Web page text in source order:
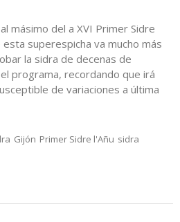
másimo del a XVI Primer Sidre
superespicha va mucho más
la sidra de decenas de
programa, recordando que irá
de variaciones a última
Gijón Primer Sidre l'Añu sidra